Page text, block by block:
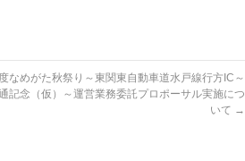
なめがた秋祭り～東関東自動車道水戸線行方IC～
記念（仮）～運営業務委託プロポーサル実施につ
いて →